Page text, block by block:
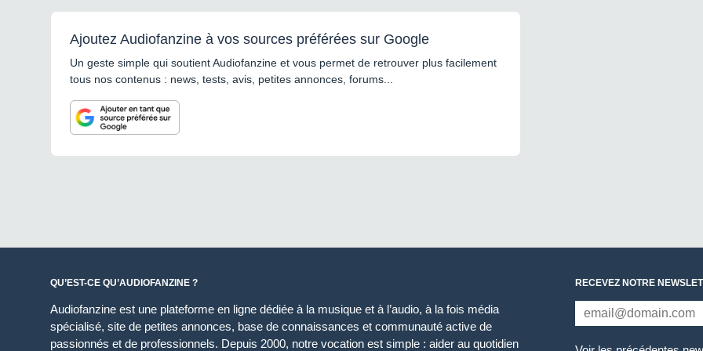
Ajoutez Audiofanzine à vos sources préférées sur Google
Un geste simple qui soutient Audiofanzine et vous permet de retrouver plus facilement
tous nos contenus : news, tests, avis, petites annonces, forums...
QU’EST-CE QU’AUDIOFANZINE ?
Audiofanzine est une plateforme en ligne dédiée à la musique et à l’audio, à la fois média
spécialisé, site de petites annonces, base de connaissances et communauté active de
passionnés et de professionnels. Depuis 2000, notre vocation est simple : aider au quotidien
RECEVEZ NOTRE